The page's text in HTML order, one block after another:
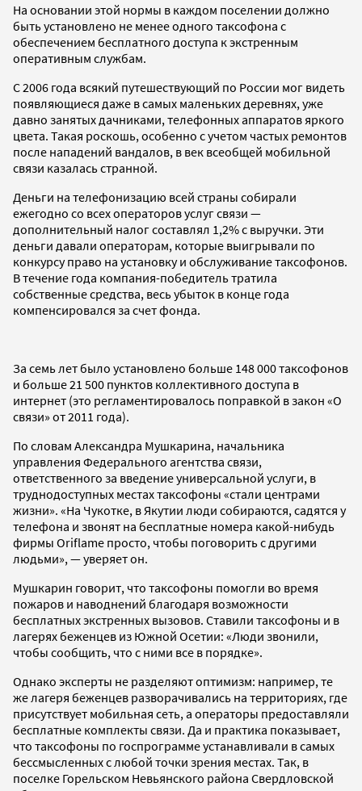
На основании этой нормы в каждом поселении должно
быть установлено не менее одного таксофона с
обеспечением бесплатного доступа к экстренным
оперативным службам.
С 2006 года всякий путешествующий по России мог видеть
появляющиеся даже в самых маленьких деревнях, уже
давно занятых дачниками, телефонных аппаратов яркого
цвета. Такая роскошь, особенно с учетом частых ремонтов
после нападений вандалов, в век всеобщей мобильной
связи казалась странной.
Деньги на телефонизацию всей страны собирали
ежегодно со всех операторов услуг связи —
дополнительный налог составлял 1,2% с выручки. Эти
деньги давали операторам, которые выигрывали по
конкурсу право на установку и обслуживание таксофонов.
В течение года компания-победитель тратила
собственные средства, весь убыток в конце года
компенсировался за счет фонда.
За семь лет было установлено больше 148 000 таксофонов
и больше 21 500 пунктов коллективного доступа в
интернет (это регламентировалось поправкой в закон «О
связи» от 2011 года).
По словам Александра Мушкарина, начальника
управления Федерального агентства связи,
ответственного за введение универсальной услуги, в
труднодоступных местах таксофоны «стали центрами
жизни». «На Чукотке, в Якутии люди собираются, садятся у
телефона и звонят на бесплатные номера какой-нибудь
фирмы Oriflame просто, чтобы поговорить с другими
людьми», — уверяет он.
Мушкарин говорит, что таксофоны помогли во время
пожаров и наводнений благодаря возможности
бесплатных экстренных вызовов. Ставили таксофоны и в
лагерях беженцев из Южной Осетии: «Люди звонили,
чтобы сообщить, что с ними все в порядке».
Однако эксперты не разделяют оптимизм: например, те
же лагеря беженцев разворачивались на территориях, где
присутствует мобильная сеть, а операторы предоставляли
бесплатные комплекты связи. Да и практика показывает,
что таксофоны по госпрограмме устанавливали в самых
бессмысленных с любой точки зрения местах. Так, в
поселке Горельском Невьянского района Свердловской